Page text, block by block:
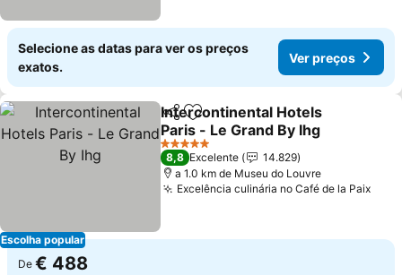
Selecione as datas para ver os preços
exatos.
Ver preços
Escolha popular
PartilharAdicionar aos favoritos
Intercontinental Hotels
Paris - Le Grand By Ihg
Ver preços
5 Estrelas
8,8 Excelente
14.829
a 1.0 km de Museu do Louvre
Excelência culinária no Café de la PaixVer
De € 488